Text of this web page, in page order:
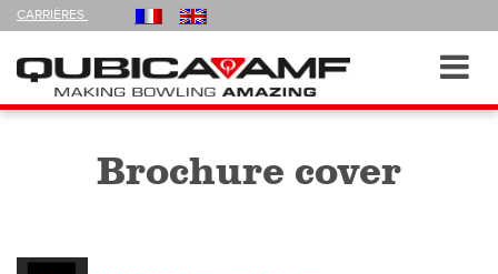
CARRIÈRES
FOLLOW
US
Navigation
Brochure cover